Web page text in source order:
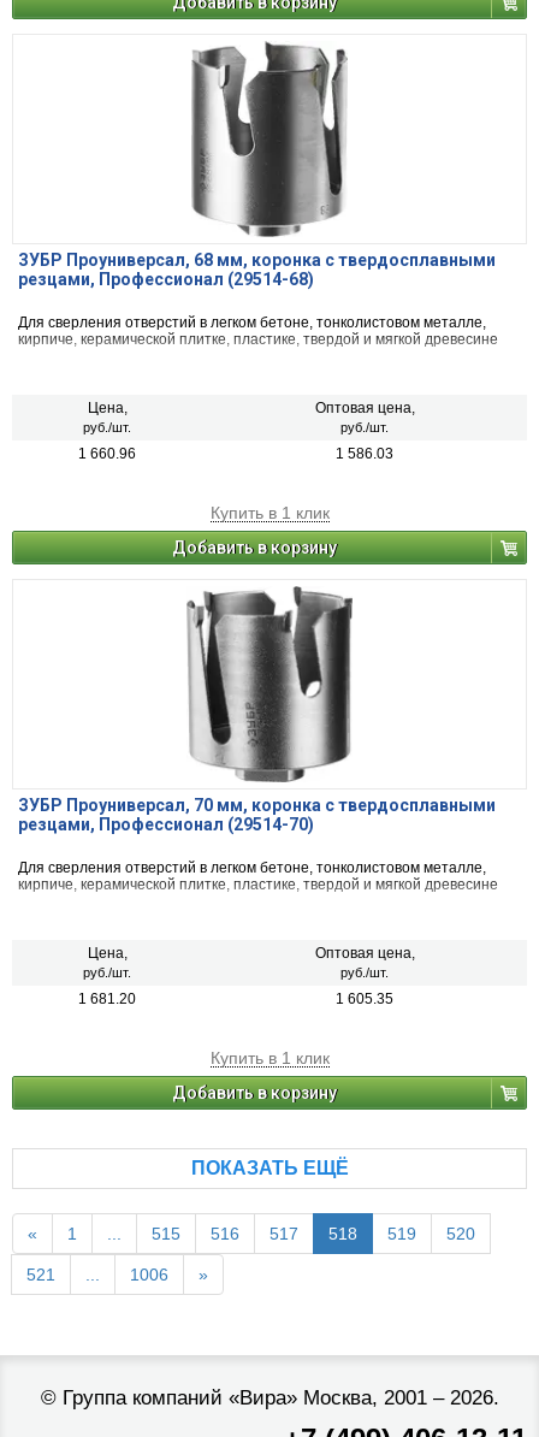
ЗУБР Проуниверсал, 68 мм, коронка с твердосплавными
резцами, Профессионал (29514-68)
Для сверления отверстий в легком бетоне, тонколистовом металле,
кирпиче, керамической плитке, пластике, твердой и мягкой древесине
Цена,
руб./шт.
Оптовая цена,
руб./шт.
1 660.96 1 586.03
Купить в 1 клик
Добавить в корзину
ЗУБР Проуниверсал, 70 мм, коронка с твердосплавными
резцами, Профессионал (29514-70)
Для сверления отверстий в легком бетоне, тонколистовом металле,
кирпиче, керамической плитке, пластике, твердой и мягкой древесине
Цена,
руб./шт.
Оптовая цена,
руб./шт.
1 681.20 1 605.35
Купить в 1 клик
Добавить в корзину
ПОКАЗАТЬ ЕЩЁ
« 1 ... 515 516 517 518 519 520
521 ... 1006 »
© Группа компаний «Вира»Москва, 2001 – 2026.